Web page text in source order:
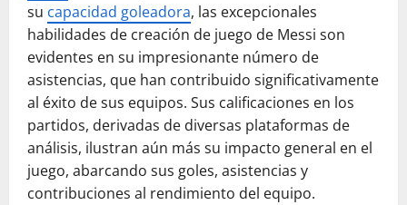
su capacidad goleadora, las excepcionales
habilidades de creación de juego de Messi son
evidentes en su impresionante número de
asistencias, que han contribuido significativamente
al éxito de sus equipos. Sus calificaciones en los
partidos, derivadas de diversas plataformas de
análisis, ilustran aún más su impacto general en el
juego, abarcando sus goles, asistencias y
contribuciones al rendimiento del equipo.